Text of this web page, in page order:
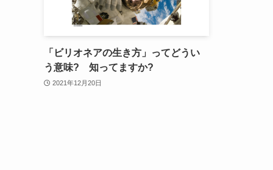
「ビリオネアの生き方」ってどうい
う意味? 知ってますか?
2021年12月20日